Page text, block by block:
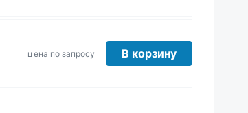
цена по запросу В корзину